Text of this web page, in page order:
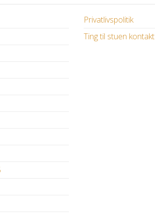
Privatlivspolitik
Ting til stuen kontakt